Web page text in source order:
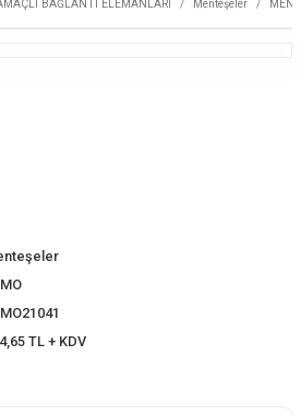
BAĞLANTI ELEMANLARI Menteşeler
TL + KDV